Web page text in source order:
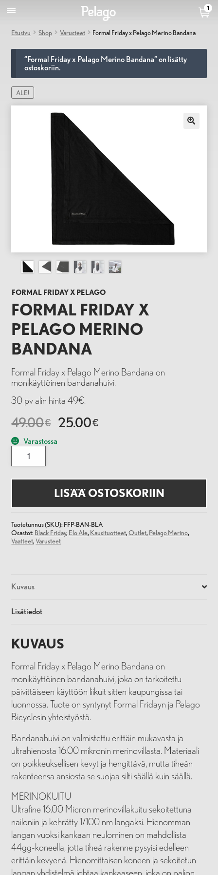
1
Etusivu Shop Varusteet Formal Friday x Pelago Merino Bandana
“Formal Friday x Pelago Merino Bandana” on lisätty
ostoskoriin.
ALE!
FORMAL FRIDAY X PELAGO
FORMAL FRIDAY X
PELAGO MERINO
BANDANA
Formal Friday x Pelago Merino Bandana on
monikäyttöinen bandanahuivi.
30 pv alin hinta 49€.
49.00€ 25.00€
Varastossa
Formal
Friday
x
Merino
LISÄÄ OSTOSKORIIN
Tuotetunnus (SKU): FFP-BAN-BLA
Osastot: Black Friday, Elo Ale, Kausituotteet,Outlet, Pelago Merino,
Vaatteet,Varusteet
Kuvaus
Lisätiedot
KUVAUS
Formal Friday x Pelago Merino Bandana on
monikäyttöinen bandanahuivi, joka on tarkoitettu
päivittäiseen käyttöön liikuit sitten kaupungissa tai
luonnossa. Tuote on syntynyt Formal Fridayn ja Pelago
Bicyclesin yhteistyöstä.
Bandanahuivi on valmistettu erittäin mukavasta ja
ultrahienosta 16.00 mikronin merinovillasta. Materiaali
on poikkeuksellisen kevyt ja hengittävä, mutta tiheän
rakenteensa ansiosta se suojaa silti säällä kuin säällä.
MERINOKUITU
Ultrafine 16.00 Micron merinovillakuitu sekoitettuna
nailoniin ja kehrätty 1/100 nm langaksi. Hienomman
langan vuoksi kankaan neulominen on mahdollista
44gg-koneella, jotta tiheä rakenne pysyisi edelleen
erittäin kevyenä. Hienomittaisen koneen ja sekoitetun
langan yhdistelmä johtaa kankaaseen, joka on paljon